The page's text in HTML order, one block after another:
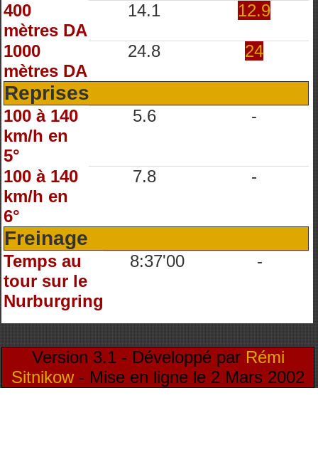
400
mètres DA
14.1 12.9
1000
mètres DA
24.8 24
Reprises
100 à 140
km/h en
5°
5.6 -
100 à 140
km/h en
6°
7.8 -
Freinage
Temps au
tour sur le
Nurburgring
8:37'00 -
Version 3.1 - Développé par Rémi
Sitnikow- Mise en ligne le 2 Mars 2002